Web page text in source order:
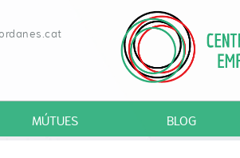
MÚTUES BLOG